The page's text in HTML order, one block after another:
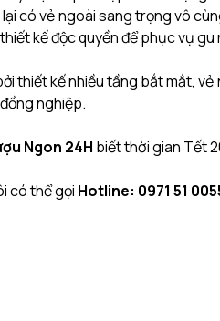
có vẻ ngoài sang trọng vô
kế độc quyền để phục vụ
thiết kế nhiều tầng bắt mắt,
nghiệp.
Ngon 24H biết thời gian Tết
có thể gọi Hotline: 0971 51